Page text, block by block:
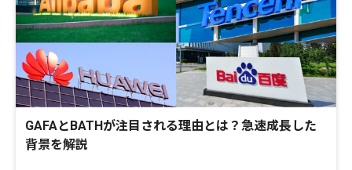
GAFAとBATHが注目される理由とは？急速成長した
背景を解説